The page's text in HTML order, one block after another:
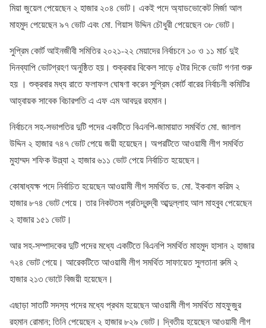
মিয়া জুয়েল পেয়েছেন ২ হাজার ২০৪ ভোট। একই পদে অ্যাডভোকেট মির্জা আল
মাহমুদ পেয়েছেন ৯৭ ভোট এবং মো. গিয়াস উদ্দিন চৌধুরী পেয়েছেন ৩৮ ভোট।
সুপ্রিম কোর্ট আইনজীবী সমিতির ২০২১-২২ মেয়াদের নির্বাচনে ১০ ও ১১ মার্চ দুই
দিনব্যাপি ভোটগ্রহণ অনুষ্ঠিত হয়। শুক্রবার বিকেল সাড়ে ৫টার দিকে ভোট গণনা শুরু
হয় । শুক্রবার মধ্য রাতে ফলাফল ঘোষণা করেন সুপ্রিম কোর্ট বারের নির্বাচনী কমিটির
আহ্বায়ক সাবেক বিচারপতি এ এফ এম আবদুর রহমান।
নির্বাচনে সহ-সভাপতির দুটি পদের একটিতে বিএনপি-জামায়াত সমর্থিত মো. জালাল
উদ্দিন ২ হাজার ৭৪৭ ভোট পেয়ে জয়ী হয়েছেন। অপরটিতে আওয়ামী লীগ সমর্থিত
মুহাম্মদ শফিক উল্ল্যা ২ হাজার ৬১১ ভোট পেয়ে নির্বাচিত হয়েছেন।
কোষাধ্যক্ষ পদে নির্বাচিত হয়েছেন আওয়ামী লীগ সমর্থিত ড. মো. ইকবাল করিম ২
হাজার ৮৭৪ ভোট পেয়ে। তার নিকটতম প্রতিদ্বন্দ্বী আব্দুল্লাহ আল মাহবুব পেয়েছেন
২ হাজার ১৫১ ভোট।
আর সহ-সম্পাদকের দুটি পদের মধ্যে একটিতে বিএনপি সমর্থিত মাহমুদ হাসান ২ হাজার
৭২৪ ভোট পেয়ে। আরেকটিতে আওয়ামী লীগ সমর্থিত সাফায়েত সুলতানা রুমি ২
হাজার ২১৩ ভোটে বিজয়ী হয়েছেন।
এছাড়া সাতটি সদস্য পদের মধ্যে প্রথম হয়েছেন আওয়ামী লীগ সমর্থিত মাহফুজুর
রহমান রোমান; তিনি পেয়েছেন ২ হাজার ৮২৯ ভোট। দ্বিতীয় হয়েছেন আওয়ামী লীগ